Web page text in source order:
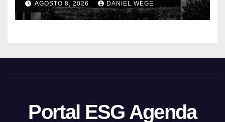
AGOSTO 8, 2026 DANIEL WEGE
Portal ESG Agenda